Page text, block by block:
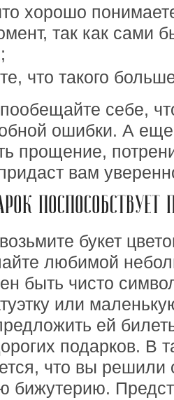
хорошо
так как сами
что такого
себе,
ошибки. А
прощение,
вам
букет
любимой
быть чисто
или
ей
подарков. В
что вы решили
бижутерию.